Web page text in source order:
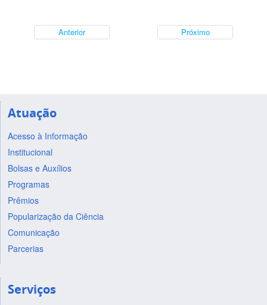
Anterior Próximo
Atuação
Acesso à Informação
Institucional
Bolsas e Auxílios
Programas
Prêmios
Popularização da Ciência
Comunicação
Parcerias
Serviços